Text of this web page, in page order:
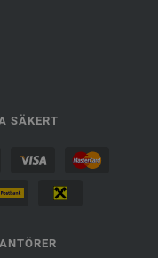
SÄKERT